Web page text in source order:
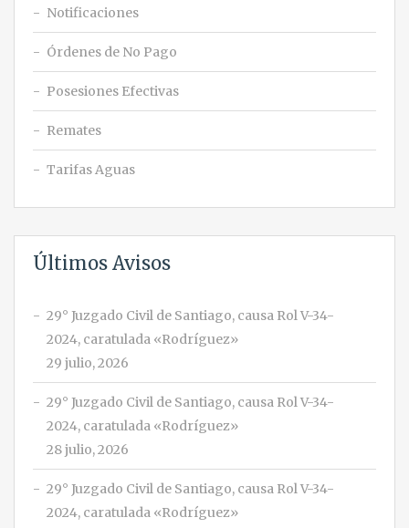
Notificaciones
Órdenes de No Pago
Posesiones Efectivas
Remates
Tarifas Aguas
Últimos Avisos
29° Juzgado Civil de Santiago, causa Rol V-34-
2024, caratulada «Rodríguez»
29 julio, 2026
29° Juzgado Civil de Santiago, causa Rol V-34-
2024, caratulada «Rodríguez»
28 julio, 2026
29° Juzgado Civil de Santiago, causa Rol V-34-
2024, caratulada «Rodríguez»